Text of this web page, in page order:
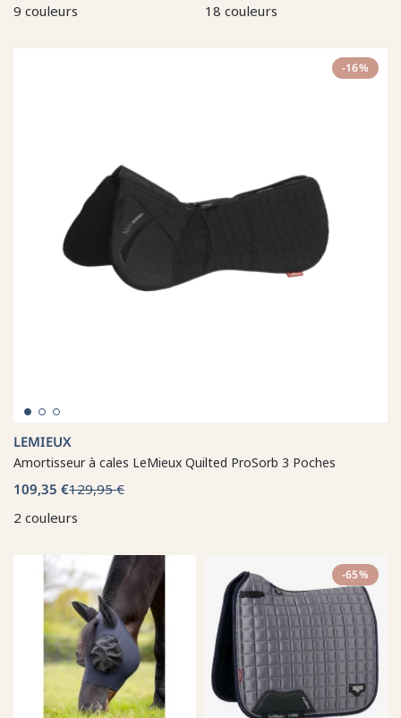
9 couleurs
18 couleurs
-16%
LEMIEUX
Amortisseur à cales LeMieux Quilted ProSorb 3 Poches
109,35 €129,95 €
2 couleurs
-65%